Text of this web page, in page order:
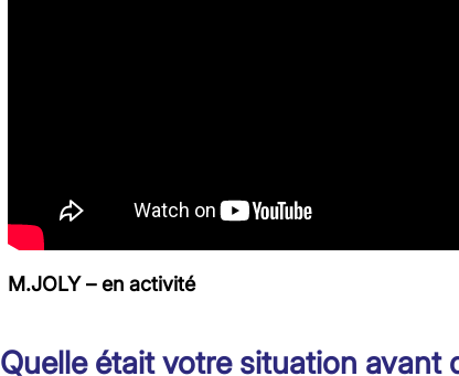
M.JOLY – en activité
Quelle était votre situation avant